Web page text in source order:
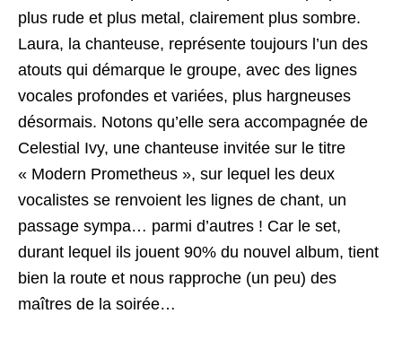
plus rude et plus metal, clairement plus sombre.
Laura, la chanteuse, représente toujours l’un des
atouts qui démarque le groupe, avec des lignes
vocales profondes et variées, plus hargneuses
désormais. Notons qu’elle sera accompagnée de
Celestial Ivy, une chanteuse invitée sur le titre
« Modern Prometheus », sur lequel les deux
vocalistes se renvoient les lignes de chant, un
passage sympa… parmi d’autres ! Car le set,
durant lequel ils jouent 90% du nouvel album, tient
bien la route et nous rapproche (un peu) des
maîtres de la soirée…